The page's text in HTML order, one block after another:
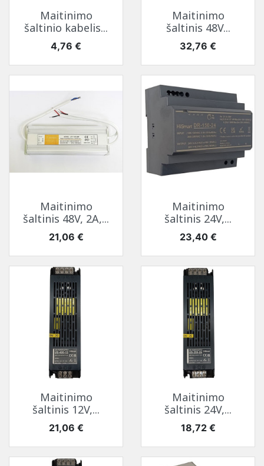
Maitinimo
šaltinio kabelis...
Kaina
4,76 €
Maitinimo
šaltinis 48V...
Kaina
32,76 €
Maitinimo
šaltinis 48V, 2A,...
Kaina
21,06 €
Maitinimo
šaltinis 24V,...
Kaina
23,40 €
Maitinimo
šaltinis 12V,...
Kaina
21,06 €
Maitinimo
šaltinis 24V,...
Kaina
18,72 €